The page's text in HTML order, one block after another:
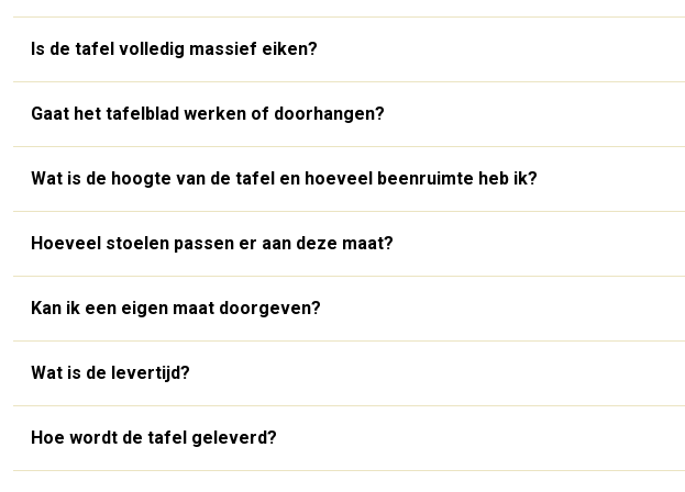
Is de tafel volledig massief eiken?
Gaat het tafelblad werken of doorhangen?
Wat is de hoogte van de tafel en hoeveel beenruimte heb ik?
Hoeveel stoelen passen er aan deze maat?
Kan ik een eigen maat doorgeven?
Wat is de levertijd?
Hoe wordt de tafel geleverd?